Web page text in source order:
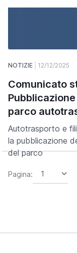
NOTIZIE 12/12/2025
Comunicato
parco
Autotrasporto e
la pubblicazione
del parco
Pagina: